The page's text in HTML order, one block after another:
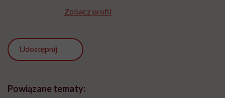
Zobacz profil
Udostępnij
Powiązane tematy: